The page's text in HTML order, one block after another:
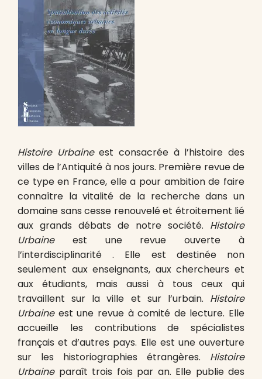
Histoire Urbaineest consacrée à l’histoire des
villes de l’Antiquité à nos jours. Première revue de
ce type en France, elle a pour ambition de faire
connaître la vitalité de la recherche dans un
domaine sans cesse renouvelé et étroitement lié
aux grands débats de notre société. Histoire
Urbaineest une revue ouverte à
l’interdisciplinarité . Elle est destinée non
seulement aux enseignants, aux chercheurs et
aux étudiants, mais aussi à tous ceux qui
travaillent sur la ville et sur l’urbain. Histoire
Urbaineest une revue à comité de lecture. Elle
accueille les contributions de spécialistes
français et d’autres pays. Elle est une ouverture
sur les historiographies étrangères. Histoire
Urbaineparaît trois fois par an. Elle publie des